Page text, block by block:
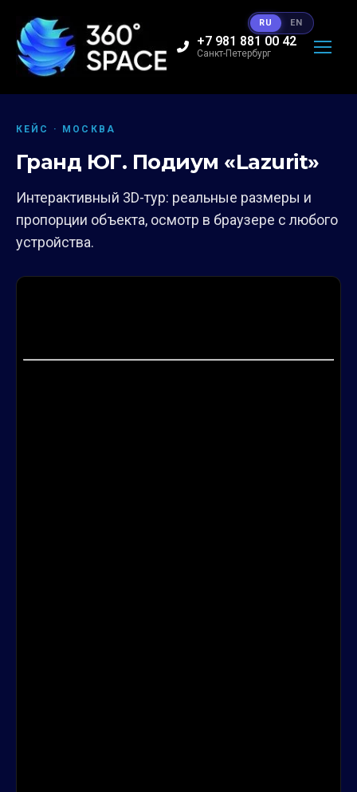
+7 981 881 00 42
Санкт-Петербург
КЕЙС · МОСКВА
Гранд ЮГ. Подиум «Lazurit»
Интерактивный 3D-тур: реальные размеры и
пропорции объекта, осмотр в браузере с любого
устройства.
RU EN